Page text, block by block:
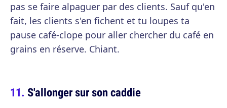
pas se faire alpaguer par des clients. Sauf qu'en
fait, les clients s'en fichent et tu loupes ta
pause café-clope pour aller chercher du café en
grains en réserve. Chiant.
S'allonger sur son caddie